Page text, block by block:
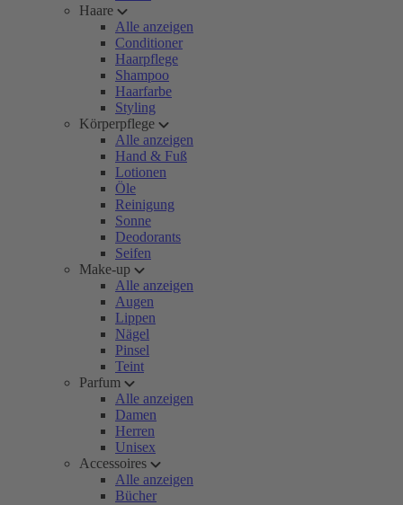
Haare
Alle anzeigen
Conditioner
Haarpflege
Shampoo
Haarfarbe
Styling
Körperpflege
Alle anzeigen
Hand & Fuß
Lotionen
Öle
Reinigung
Sonne
Deodorants
Seifen
Make-up
Alle anzeigen
Augen
Lippen
Nägel
Pinsel
Teint
Parfum
Alle anzeigen
Damen
Herren
Unisex
Accessoires
Alle anzeigen
Bücher